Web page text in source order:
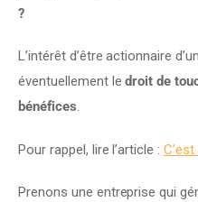
?
L’intérêt d’être actionnaire
éventuellement le droit de
bénéfices.
Pour rappel, lire l’article :
Prenons une entreprise qui